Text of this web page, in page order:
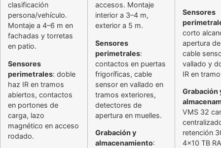
clasificación
persona/vehículo.
Montaje a 4–6 m en
fachadas y torretas
en patio.
Sensores
perimetrales: doble
haz IR en tramos
abiertos, contactos
en portones de
carga, lazo
magnético en acceso
rodado.
accesos. Montaje
interior a 3–4 m,
exterior a 5 m.
Sensores
perimetrales:
contactos en puertas
frigoríficas, cable
sensor en vallado en
tramos exteriores,
detectores de
apertura en muelles.
Grabación y
almacenamiento:
Sensores
corto
apertura
cable
vallado y
IR en
Grabación
VMS 32
retención
4x10 TB